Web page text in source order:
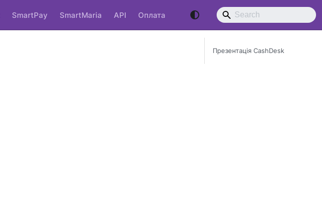
SmartPay SmartMaria API Оплата
Презентація CashDesk